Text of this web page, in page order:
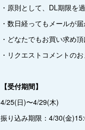
・原則として、DL期限を
・数日経ってもメールが
・どなたでもお買い求め頂
・リクエストコメントの
【受付期間】
4/25(日)〜4/29(木)
振り込み期限：4/30(金